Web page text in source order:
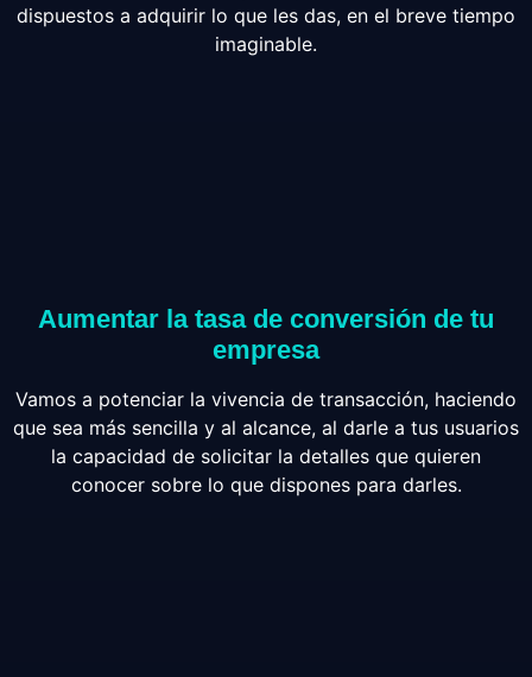
dispuestos a adquirir lo que les das, en el breve tiempo
imaginable.
Aumentar la tasa de conversión de tu
empresa
Vamos a potenciar la vivencia de transacción, haciendo
que sea más sencilla y al alcance, al darle a tus usuarios
la capacidad de solicitar la detalles que quieren
conocer sobre lo que dispones para darles.